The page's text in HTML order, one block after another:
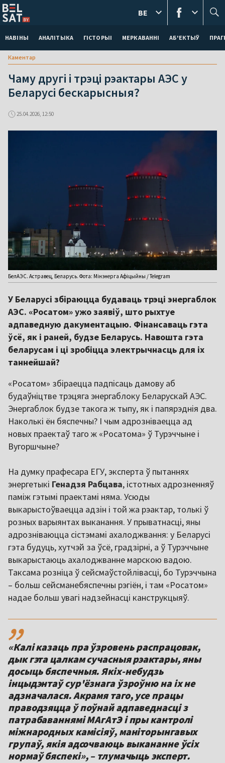
НАВІНЫ АНАЛІТЫКА ГІСТОРЫІ МЕРКАВАННI АБ'ЕКТЫЎ
BE
Каментар
Чаму другі і трэці рэактары АЭС у
Беларусі бескарысныя?
25.04.2026, 12:50
БелАЭС. Астравец, Беларусь. Фота: Мінэнерга Афіцыйны / Telegram
У Беларусі збіраюцца будаваць трэці энергаблок
АЭС. «Росатом» ужо заявіў, што рыхтуе
адпаведную дакументацыю. Фінансаваць гэта
ўсё, як і раней, будзе Беларусь. Навошта гэта
беларусам і ці зробіцца электрычнасць для іх
таннейшай?
«Росатом» збіраецца падпісаць дамову аб
будаўніцтве трэцяга энергаблоку Беларускай АЭС.
Энергаблок будзе такога ж тыпу, як і папярэднія два.
Наколькі ён бяспечны? І чым адрозніваецца ад
новых праектаў таго ж «Росатома» ў Турэччыне і
Вугоршчыне?
На думку прафесара ЕГУ, эксперта ў пытаннях
энергетыкі Генадзя Рабцава, істотных адрозненняў
паміж гэтымі праектамі няма. Усюды
выкарыстоўваецца адзін і той жа рэактар, толькі ў
розных варыянтах выканання. У прыватнасці, яны
адрозніваюцца сістэмамі ахалоджвання: у Беларусі
гэта будуць, хутчэй за ўсё, градзірні, а ў Турэччыне
выкарыстаюць ахалоджванне марскою вадою.
Таксама розніца ў сейсмаўстойлівасці, бо Турэччына
– больш сейсманебяспечны рэгіён, і там «Росатом»
надае больш увагі надзейнасці канструкцыяў.
,,
«Калі казаць пра ўзровень распрацовак,
дык гэта цалкам сучасныя рэактары, яны
досыць бяспечныя. Якіх-небудзь
інцыдэнтаў сур'ёзнага ўзроўню на іх не
адзначалася. Акрамя таго, усе працы
праводзяцца ў поўнай адпаведнасці з
патрабаваннямі МАгАтЭ і пры кантролі
міжнародных камісіяў, маніторынгавых
групаў, якія адсочваюць выкананне ўсіх
нормаў бяспекі», – тлумачыць эксперт.